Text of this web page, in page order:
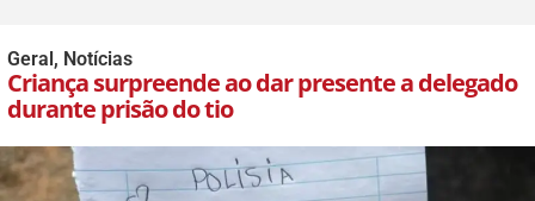
Geral , Notícias
Criança surpreende ao dar presente a delegado
durante prisão do tio